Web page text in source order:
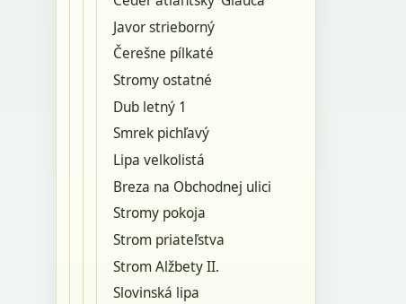
Javor strieborný
Čerešne pílkaté
Stromy ostatné
Dub letný 1
Smrek pichľavý
Lipa velkolistá
Breza na Obchodnej ulici
Stromy pokoja
Strom priateľstva
Strom Alžbety II.
Slovinská lipa